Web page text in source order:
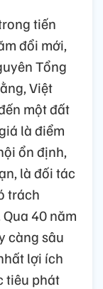
tiến
đổi mới,
Tổng
Việt
một đất
là điểm
ổn định,
là đối tác
trách
40 năm
càng sâu
lợi ích
tiêu phát